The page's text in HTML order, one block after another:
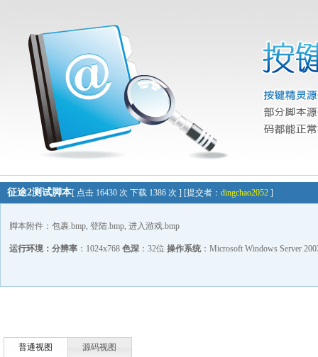
征途2测试脚本[ 点击 16430 次 下载 1386 次 ] [提交者： dingchao2052 ]
脚本附件：包裹.bmp, 登陆.bmp, 进入游戏.bmp
运行环境： 分辨率 ：1024x768 色深 ：32位 操作系统 ：Microsoft Windows Server
普通视图 源码视图